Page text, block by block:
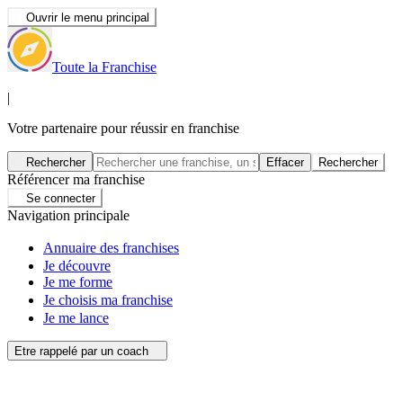
Ouvrir le menu principal
Toute la Franchise
|
Votre partenaire pour réussir en franchise
Rechercher Effacer Rechercher
Référencer ma franchise
Se connecter
Navigation principale
Annuaire des franchises
Je découvre
Je me forme
Je choisis ma franchise
Je me lance
Etre rappelé par un coach